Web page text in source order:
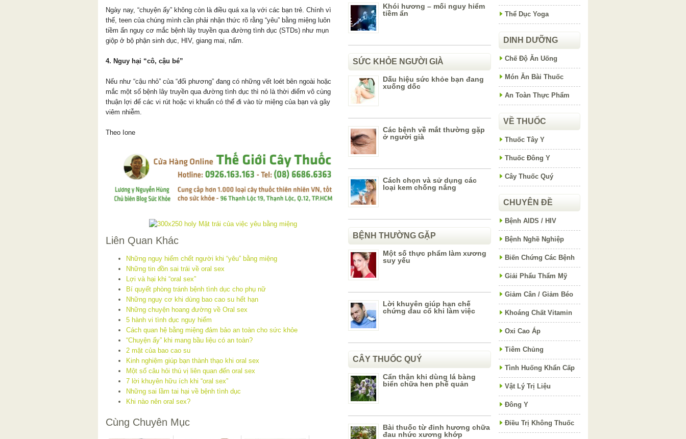
Ngày nay, “chuyện ấy” không còn là điều quá xa lạ với các bạn trẻ. Chính vì
thế, teen của chúng mình cần phải nhận thức rõ rằng “yêu” bằng miệng luôn
tiềm ẩn nguy cơ mắc bệnh lây truyền qua đường tình dục (STDs) như mụn
giộp ở bộ phận sinh dục, HIV, giang mai, nấm.
4. Nguy hại “cô, cậu bé”
Nếu như “cậu nhỏ” của “đối phương” đang có những vết loét bên ngoài hoặc
mắc một số bệnh lây truyền qua đường tình dục thì nó là thời điểm vô cùng
thuận lợi để các vi rút hoặc vi khuẩn có thể đi vào từ miệng của bạn và gây
viêm nhiễm.
Theo Ione
Liên Quan Khác
Những nguy hiểm chết người khi “yêu” bằng miệng
Những tin đồn sai trái về oral sex
Lợi và hại khi “oral sex”
Bí quyết phòng tránh bệnh tình dục cho phụ nữ
Những nguy cơ khi dùng bao cao su hết hạn
Những chuyện hoang đường về Oral sex
5 hành vi tình dục nguy hiểm
Cách quan hệ bằng miệng đảm bảo an toàn cho sức khỏe
“Chuyện ấy” khi mang bầu liệu có an toàn?
2 mặt của bao cao su
Kinh nghiệm giúp bạn thành thạo khi oral sex
Một số câu hỏi thú vị liên quan đến oral sex
7 lời khuyên hữu ích khi “oral sex”
Những sai lầm tai hại về bệnh tình dục
Khi nào nên oral sex?
Cùng Chuyên Mục
Khói hương – mối nguy hiểm
tiềm ẩn
SỨC KHỎE NGƯỜI GIÀ
Dấu hiệu sức khỏe bạn đang
xuống dốc
Các bệnh về mắt thường gặp
ở người già
Cách chọn và sử dụng các
loại kem chống nắng
BỆNH THƯỜNG GẶP
Một số thực phẩm làm xương
suy yếu
Lời khuyên giúp hạn chế
chứng đau cổ khi làm việc
CÂY THUỐC QUÝ
Cẩn thận khi dùng lá bàng
biển chữa hen phế quản
Bài thuốc từ đinh hương chữa
đau nhức xương khớp
Thể Dục Yoga
DINH DƯỠNG
Chế Độ Ăn Uống
Món Ăn Bài Thuốc
An Toàn Thực Phẩm
VỀ THUỐC
Thuốc Tây Y
Thuốc Đông Y
Cây Thuốc Quý
CHUYÊN ĐỀ
Bệnh AIDS / HIV
Bệnh Nghề Nghiệp
Biến Chứng Các Bệnh
Giải Phẩu Thẩm Mỹ
Giảm Cân / Giảm Béo
Khoáng Chất Vitamin
Oxi Cao Áp
Tiêm Chủng
Tình Huống Khẩn Cấp
Vật Lý Trị Liệu
Đông Y
Điều Trị Không Thuốc